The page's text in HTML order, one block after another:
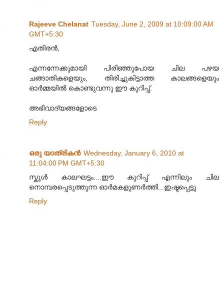
Rajeeve Chelanat Tuesday, June 2, 2009 at 10:09:00 AM
GMT+5:30
എതിരന്‍,
എന്നന്നേക്കുമായി പിരിഞ്ഞുപോയ ചില പഴയ
ചങ്ങാതികളെയും, തിരിച്ചുകിട്ടാത്ത കാലങ്ങളെയും
ഓര്‍മ്മയില്‍ കൊണ്ടുവന്നു ഈ കുറിപ്പ്.
അഭിവാദ്യങ്ങളോടെ
Reply
ഒരു യാത്രികന്‍ Wednesday, January 6, 2010 at
11:04:00 PM GMT+5:30
സ്കൂള്‍ കാലഘട്ടം....ഈ കുറിപ്പ് എന്നിലും ചില
നൊമ്പരപ്പെടുത്തുന്ന ഓര്‍മകളുണര്‍ത്തി...ഇഷ്ടപ്പെട്ടു
Reply